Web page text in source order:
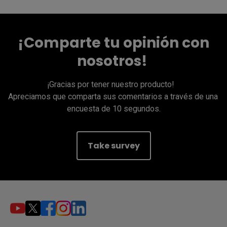
¡Comparte tu opinión con
nosotros! ​
¡Gracias por tener nuestro producto! ​
Apreciamos que comparta sus comentarios a través de una
encuesta de 10 segundos​.
Take survey